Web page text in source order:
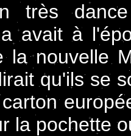
très dance
avait à
la nouvelle
qu'ils se
la pochette